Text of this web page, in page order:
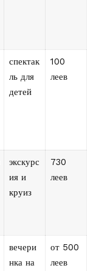
спектак
ль для
детей
100
леев
экскурс
ия и
круиз
730
леев
вечери
нка на
от 500
леев